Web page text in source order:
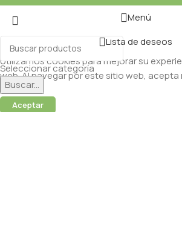
Seleccionar categoría
Buscar...
Menú
Lista de deseos
Utilizamos cookies para mejorar su
web. Al navegar por este sitio web,
cookies.
Aceptar